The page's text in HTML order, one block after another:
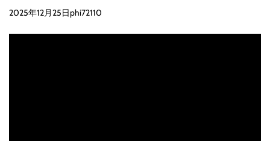
2025年12月25日phi72110